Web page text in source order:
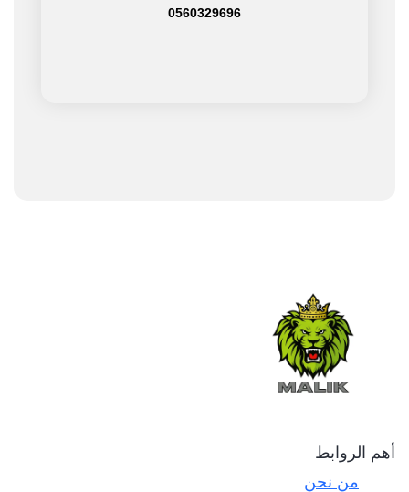
0560329696
أهم الروابط
من نحن